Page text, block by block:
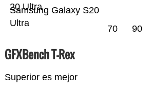
Samsung Galaxy S20
Ultra
20 Ultra
70 90
GFXBench T-Rex
Superior es mejor